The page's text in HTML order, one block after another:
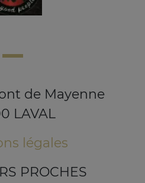
de Mayenne
LAVAL
légales
PROCHES